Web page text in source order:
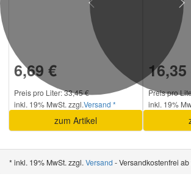
6,69 €
Preis pro Liter: 33,45 €
inkl. 19% MwSt. zzgl.Versand *
zum Artikel
16,35
Preis pro
inkl. 19%
Previous
* inkl. 19% MwSt. zzgl. Versand - Versandkostenfrei ab